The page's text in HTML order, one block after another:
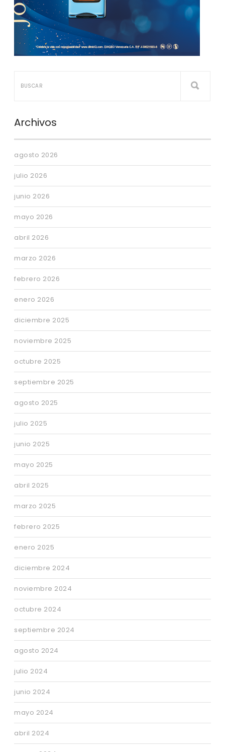
Archivos
agosto 2026
julio 2026
junio 2026
mayo 2026
abril 2026
marzo 2026
febrero 2026
enero 2026
diciembre 2025
noviembre 2025
octubre 2025
septiembre 2025
agosto 2025
julio 2025
junio 2025
mayo 2025
abril 2025
marzo 2025
febrero 2025
enero 2025
diciembre 2024
noviembre 2024
octubre 2024
septiembre 2024
agosto 2024
julio 2024
junio 2024
mayo 2024
abril 2024